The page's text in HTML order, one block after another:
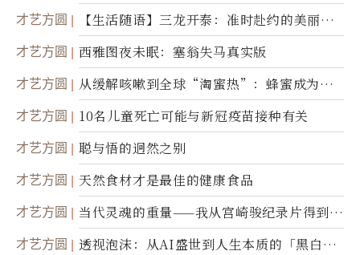
才艺方圆
【生活随语】三龙开泰：准时赴约的美丽震
撼
才艺方圆 西雅图夜未眠：塞翁失马真实版
才艺方圆
从缓解咳嗽到全球“淘蜜热”：蜂蜜成为健
康产业前沿商品
才艺方圆 10名儿童死亡可能与新冠疫苗接种有关
才艺方圆 聪与悟的迥然之别
才艺方圆 天然食材才是最佳的健康食品
才艺方圆
当代灵魂的重量——我从宫崎骏纪录片得到的
省思
才艺方圆
透视泡沫：从AI盛世到人生本质的「黑白一